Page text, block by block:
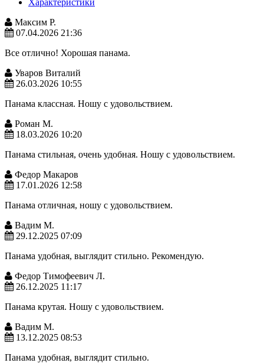
Максим Р.
07.04.2026 21:36
Все отлично! Хорошая панама.
Уваров Виталий
26.03.2026 10:55
Панама классная. Ношу с удовольствием.
Роман М.
18.03.2026 10:20
Панама стильная, очень удобная. Ношу с удовольствием.
Федор Макаров
17.01.2026 12:58
Панама отличная, ношу с удовольствием.
Вадим М.
29.12.2025 07:09
Панама удобная, выглядит стильно. Рекомендую.
Федор Тимофеевич Л.
26.12.2025 11:17
Панама крутая. Ношу с удовольствием.
Вадим М.
13.12.2025 08:53
Панама удобная, выглядит стильно.